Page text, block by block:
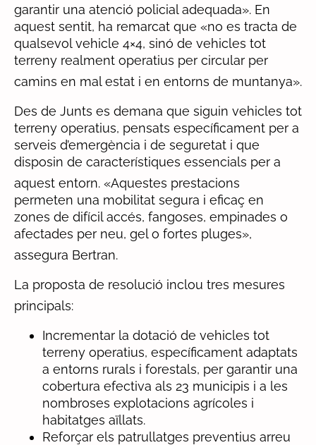
garantir una atenció policial adequada». En
aquest sentit, ha remarcat que «no es tracta de
qualsevol vehicle 4×4, sinó de vehicles tot
terreny realment operatius per circular per
camins en mal estat i en entorns de muntanya».
Des de Junts es demana que siguin vehicles tot
terreny operatius, pensats específicament per a
serveis d’emergència i de seguretat i que
disposin de característiques essencials per a
aquest entorn. «Aquestes prestacions
permeten una mobilitat segura i eficaç en
zones de difícil accés, fangoses, empinades o
afectades per neu, gel o fortes pluges»,
assegura Bertran.
La proposta de resolució inclou tres mesures
principals:
Incrementar la dotació de vehicles tot
terreny operatius, específicament adaptats
a entorns rurals i forestals, per garantir una
cobertura efectiva als 23 municipis i a les
nombroses explotacions agrícoles i
habitatges aïllats.
Reforçar els patrullatges preventius arreu